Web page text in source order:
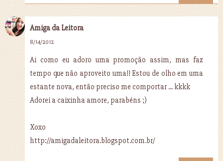
Amiga da Leitora
8/14/2012
Ai como eu adoro uma promoção assim, mas faz
tempo que não aproveito uma!! Estou de olho em uma
estante nova, então preciso me comportar ... kkkk
Adorei a caixinha amore, parabéns ;)
Xoxo
http://amigadaleitora.blogspot.com.br/